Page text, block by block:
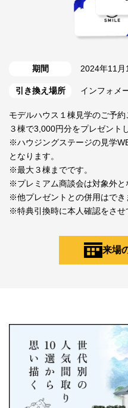
期間 2024年11月
引き換え場所 インフォメ
モデルハウス１棟見学のご予
３棟で3,000円分をプレゼント
※ハウジングステージの見学
となります。
※最大３棟までです。
※プレミアム商談会は対象外と
※他プレゼントとの併用はでき
※特典引換時に本人確認をさせ
来場